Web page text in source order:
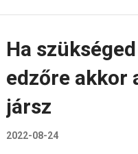
Ha
edzőre akkor
jársz
2022-08-24